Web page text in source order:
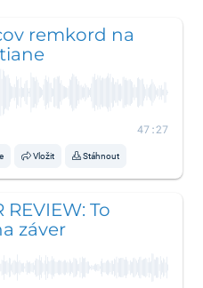
remkord na
47:27
Vložit Stáhnout
REVIEW: To
záver